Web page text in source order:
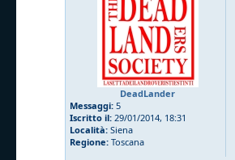
DeadLander
Messaggi: 5
Iscritto il: 29/01/2014, 18:31
Località: Siena
Regione: Toscana